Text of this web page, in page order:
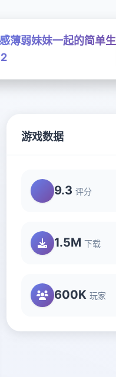
薄弱妹妹一起的简单生
游戏数据
9.3 评分
1.5M 下载
600K 玩家